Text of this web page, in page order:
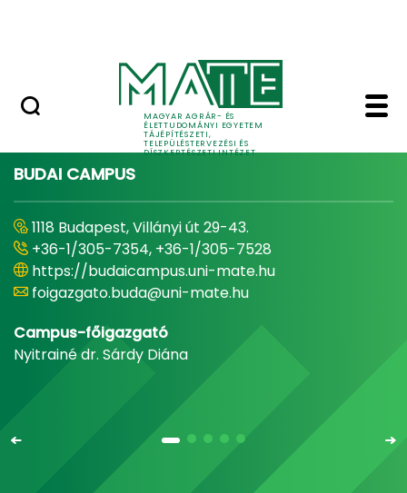
MAGYAR AGRÁR- ÉS
ÉLETTUDOMÁNYI EGYETEM
TÁJÉPÍTÉSZETI,
TELEPÜLÉSTERVEZÉSI ÉS
DÍSZKERTÉSZETI INTÉZET
Home - Tájépítészeti,
BUDAI CAMPUS
1118 Budapest, Villányi út 29-43.
+36-1/305-7354, +36-1/305-7528
https://budaicampus.uni-mate.hu
foigazgato.buda@uni-mate.hu
Campus-főigazgató
Nyitrainé dr. Sárdy Diána